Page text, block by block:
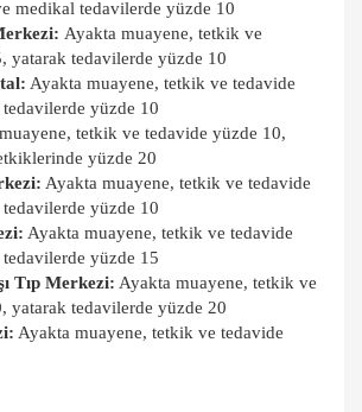
medikal tedavilerde yüzde 10
Ayakta muayene, tetkik ve
yatarak tedavilerde yüzde 10
Ayakta muayene, tetkik ve tedavide
yüzde 10
tetkik ve tedavide yüzde 10,
yüzde 20
Ayakta muayene, tetkik ve tedavide
yüzde 10
Ayakta muayene, tetkik ve tedavide
yüzde 15
Tıp Merkezi: Ayakta muayene, tetkik ve
yatarak tedavilerde yüzde 20
Ayakta muayene, tetkik ve tedavide